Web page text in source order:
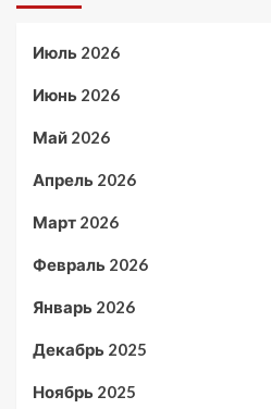
Июль 2026
Июнь 2026
Май 2026
Апрель 2026
Март 2026
Февраль 2026
Январь 2026
Декабрь 2025
Ноябрь 2025